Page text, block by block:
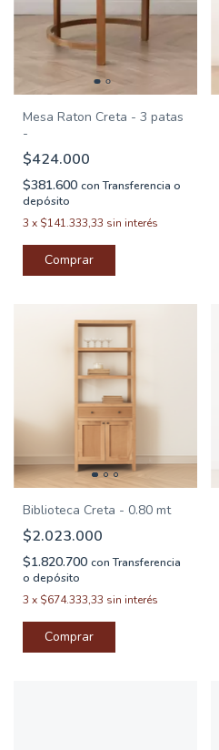
Mesa Raton Creta - 3 patas
-
$424.000
$381.600 con Transferencia o
depósito
3 x $141.333,33 sin interés
Biblioteca Creta - 0.80 mt
$2.023.000
$1.820.700 con Transferencia
o depósito
3 x $674.333,33 sin interés